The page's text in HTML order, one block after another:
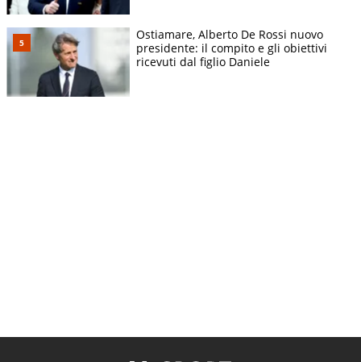
Ostiamare, Alberto De Rossi nuovo
presidente: il compito e gli obiettivi
ricevuti dal figlio Daniele